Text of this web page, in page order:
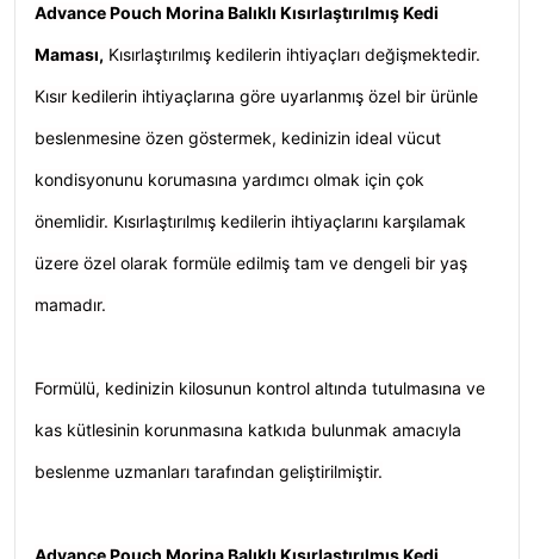
Advance Pouch Morina Balıklı Kısırlaştırılmış Kedi
Maması, Kısırlaştırılmış kedilerin ihtiyaçları değişmektedir.
Kısır kedilerin ihtiyaçlarına göre uyarlanmış özel bir ürünle
beslenmesine özen göstermek, kedinizin ideal vücut
kondisyonunu korumasına yardımcı olmak için çok
önemlidir. Kısırlaştırılmış kedilerin ihtiyaçlarını karşılamak
üzere özel olarak formüle edilmiş tam ve dengeli bir yaş
mamadır.
Formülü, kedinizin kilosunun kontrol altında tutulmasına ve
kas kütlesinin korunmasına katkıda bulunmak amacıyla
beslenme uzmanları tarafından geliştirilmiştir.
Advance Pouch Morina Balıklı Kısırlaştırılmış Kedi